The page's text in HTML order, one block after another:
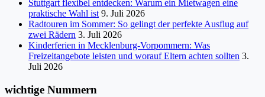
Stuttgart flexibel entdecken: Warum ein Mietwagen eine
praktische Wahl ist 9. Juli 2026
Radtouren im Sommer: So gelingt der perfekte Ausflug auf
zwei Rädern 3. Juli 2026
Kinderferien in Mecklenburg-Vorpommern: Was
Freizeitangebote leisten und worauf Eltern achten sollten 3.
Juli 2026
wichtige Nummern